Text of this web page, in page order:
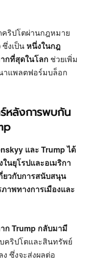
ริปโตผ่านกฎหมาย
ซึ่งเป็น หนึ่งในกฎ
กที่สุดในโลก ช่วยเพิ่ม
แพลตฟอร์มบล็อก
หลังการพบกัน
และ Trump ได้
นยุโรปและอเมริกา
ยวกับการสนับสนุน
ภาพทางการเมืองและ
ก Trump กลับมามี
คริปโตและสินทรัพย์
ซึ่งจะส่งผลต่อ